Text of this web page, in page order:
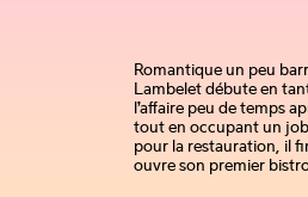
Romantique un peu
Lambelet débute en
l’affaire peu de temps
tout en occupant un
pour la restauration, il
ouvre son premier